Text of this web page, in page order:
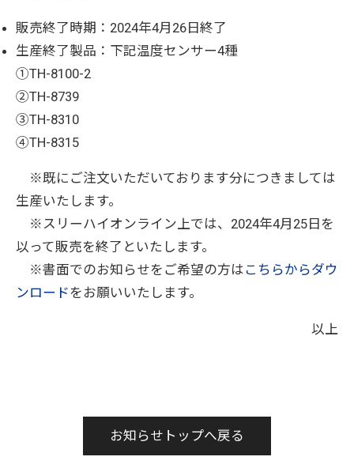
販売終了時期：2024年4月26日終了
生産終了製品：下記温度センサー4種
①TH-8100-2
②TH-8739
③TH-8310
④TH-8315
※既にご注文いただいております分につきましては
生産いたします。
※スリーハイオンライン上では、2024年4月25日を
以って販売を終了といたします。
※書面でのお知らせをご希望の方は こちらからダウ
ンロードをお願いいたします。
以上
お知らせトップへ戻る